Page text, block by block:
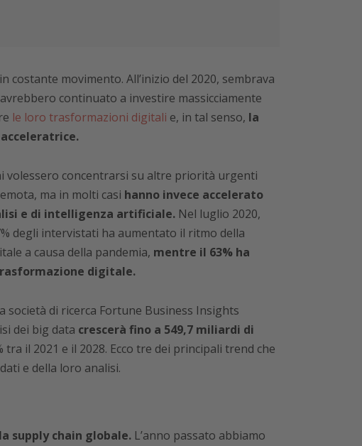
costante movimento. All’inizio del 2020, sembrava
continuato a investire massicciamente
le loro trasformazioni digitali e, in tal senso, la
volessero concentrarsi su altre priorità urgenti
ma in molti casi hanno invece accelerato
e di intelligenza artificiale.Nel luglio 2020,
degli intervistati ha aumentato il ritmo della
a causa della pandemia, mentre il 63% ha
digitale.
società di ricerca Fortune Business Insights
dei big data crescerà fino a 549,7 miliardi di
tra il 2021 e il 2028. Ecco tre dei principali trend che
e della loro analisi.
supply chain globale.L’anno passato abbiamo